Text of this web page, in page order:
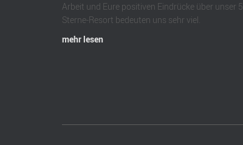
Arbeit und Eure positiven Eindrücke über unser 5
Sterne-Resort bedeuten uns sehr viel.
mehr lesen